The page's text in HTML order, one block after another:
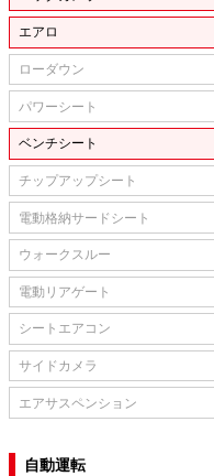
エアロ
ローダウン
パワーシート
ベンチシート
チップアップシート
電動格納サードシート
ウォークスルー
電動リアゲート
シートエアコン
サイドカメラ
エアサスペンション
自動運転